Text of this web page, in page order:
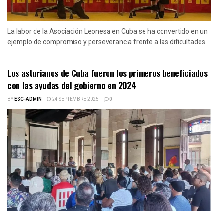
La labor de la Asociación Leonesa en Cuba se ha convertido en un
ejemplo de compromiso y perseverancia frente a las dificultades.
Los asturianos de Cuba fueron los primeros beneficiados
con las ayudas del gobierno en 2024
BYESC-ADMIN 24 SEPTEMBRE 2025 0